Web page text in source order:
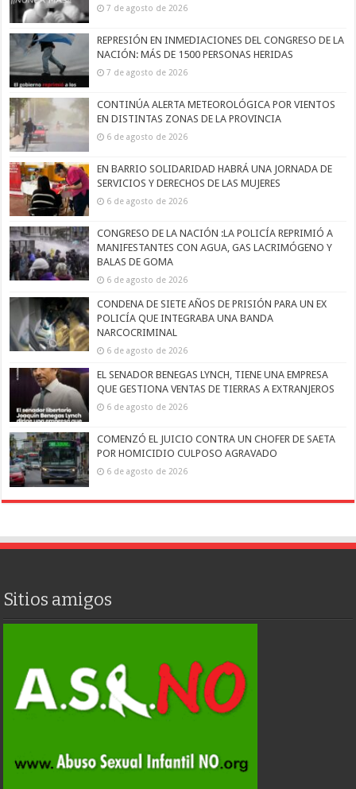
7 de agosto de 2026
REPRESIÓN EN INMEDIACIONES DEL CONGRESO DE LA
NACIÓN: MÁS DE 1500 PERSONAS HERIDAS
7 de agosto de 2026
CONTINÚA ALERTA METEOROLÓGICA POR VIENTOS
EN DISTINTAS ZONAS DE LA PROVINCIA
6 de agosto de 2026
EN BARRIO SOLIDARIDAD HABRÁ UNA JORNADA DE
SERVICIOS Y DERECHOS DE LAS MUJERES
6 de agosto de 2026
CONGRESO DE LA NACIÓN :LA POLICÍA REPRIMIÓ A
MANIFESTANTES CON AGUA, GAS LACRIMÓGENO Y
BALAS DE GOMA
6 de agosto de 2026
CONDENA DE SIETE AÑOS DE PRISIÓN PARA UN EX
POLICÍA QUE INTEGRABA UNA BANDA
NARCOCRIMINAL
6 de agosto de 2026
EL SENADOR BENEGAS LYNCH, TIENE UNA EMPRESA
QUE GESTIONA VENTAS DE TIERRAS A EXTRANJEROS
6 de agosto de 2026
COMENZÓ EL JUICIO CONTRA UN CHOFER DE SAETA
POR HOMICIDIO CULPOSO AGRAVADO
6 de agosto de 2026
Sitios amigos